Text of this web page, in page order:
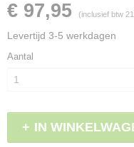
€ 97,95 (inclusief btw
Levertijd 3-5 werkdagen
Aantal
IN